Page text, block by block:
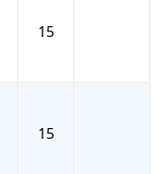
15
15